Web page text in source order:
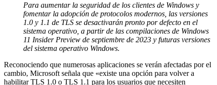
Para aumentar la seguridad de los clientes de Windows y
fomentar la adopción de protocolos modernos, las versiones
1.0 y 1.1 de TLS se desactivarán pronto por defecto en el
sistema operativo, a partir de las compilaciones de Windows
11 Insider Preview de septiembre de 2023 y futuras versiones
del sistema operativo Windows.
Reconociendo que numerosas aplicaciones se verán afectadas por el
cambio, Microsoft señala que «existe una opción para volver a
habilitar TLS 1.0 o TLS 1.1 para los usuarios que necesiten